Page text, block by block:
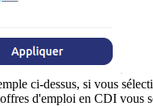
ci-dessus, si vous
d'emploi en CDI vous